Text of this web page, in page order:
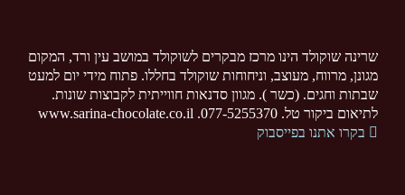
שרינה שוקולד הינו מרכז מבקרים לשוקולד במושב עין ורד, המקום
מגונן, מרווח, מעוצב, וניחוחות שוקולד בחללו. פתוח מידי יום למעט
שבתות וחגים. (כשר ). מגוון סדנאות חווייתית לקבוצות שונות.
לתיאום ביקור טל. 077-5255370. www.sarina-chocolate.co.il
בקרו אתנו בפייסבוק